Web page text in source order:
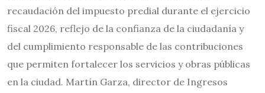
recaudación del impuesto predial durante el ejercicio
fiscal 2026, reflejo de la confianza de la ciudadanía y
del cumplimiento responsable de las contribuciones
que permiten fortalecer los servicios y obras públicas
en la ciudad. Martín Garza, director de Ingresos